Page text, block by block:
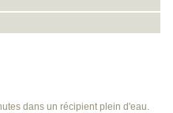
dans un récipient plein d'eau.